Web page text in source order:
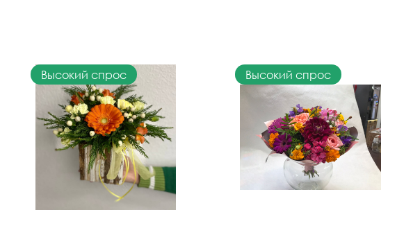
Высокий спрос Высокий спрос